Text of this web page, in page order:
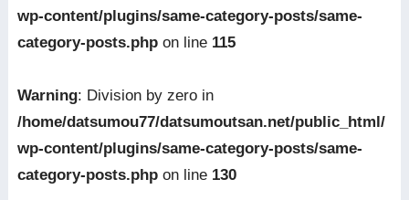
wp-content/plugins/same-category-posts/same-
category-posts.phpon line 115
Warning: Division by zero in
/home/datsumou77/datsumoutsan.net/public_html/
wp-content/plugins/same-category-posts/same-
category-posts.phpon line 130